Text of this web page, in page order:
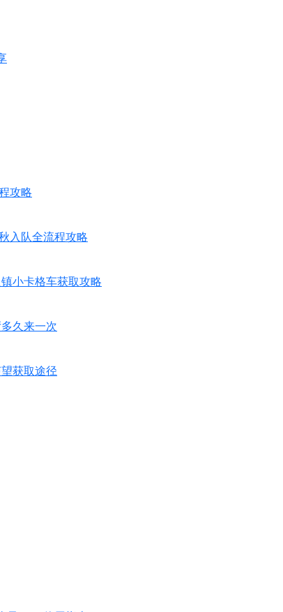
攻略
入队全流程攻略
小卡格车获取攻略
久来一次
获取途径